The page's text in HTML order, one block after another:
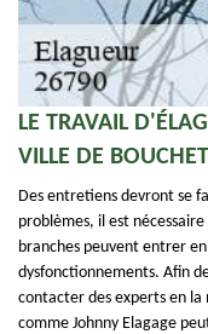
LE TRAVAIL
VILLE DE
Des entretiens devront se
problèmes, il est
branches peuvent entrer
dysfonctionnements. Afin
contacter des experts en
comme Johnny Elagage